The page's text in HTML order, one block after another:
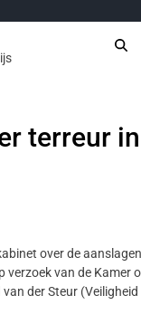
terreur in
over de
verzoek van de Kamer
der Steur (Veiligheid